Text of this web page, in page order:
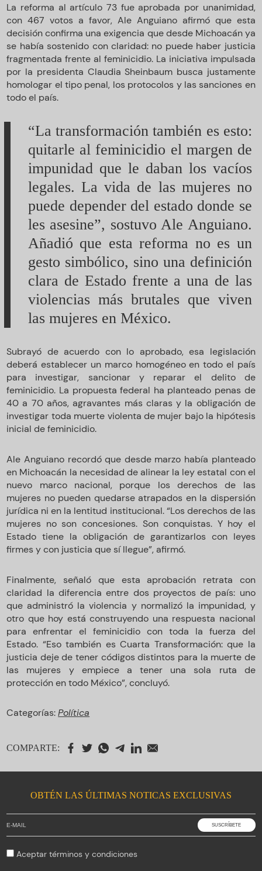
La reforma al artículo 73 fue aprobada por unanimidad,
con 467 votos a favor, Ale Anguiano afirmó que esta
decisión confirma una exigencia que desde Michoacán ya
se había sostenido con claridad: no puede haber justicia
fragmentada frente al feminicidio. La iniciativa impulsada
por la presidenta Claudia Sheinbaum busca justamente
homologar el tipo penal, los protocolos y las sanciones en
todo el país.
“La transformación también es esto:
quitarle al feminicidio el margen de
impunidad que le daban los vacíos
legales. La vida de las mujeres no
puede depender del estado donde se
les asesine”, sostuvo Ale Anguiano.
Añadió que esta reforma no es un
gesto simbólico, sino una definición
clara de Estado frente a una de las
violencias más brutales que viven
las mujeres en México.
Subrayó de acuerdo con lo aprobado, esa legislación
deberá establecer un marco homogéneo en todo el país
para investigar, sancionar y reparar el delito de
feminicidio. La propuesta federal ha planteado penas de
40 a 70 años, agravantes más claras y la obligación de
investigar toda muerte violenta de mujer bajo la hipótesis
inicial de feminicidio.
Ale Anguiano recordó que desde marzo había planteado
en Michoacán la necesidad de alinear la ley estatal con el
nuevo marco nacional, porque los derechos de las
mujeres no pueden quedarse atrapados en la dispersión
jurídica ni en la lentitud institucional. “Los derechos de las
mujeres no son concesiones. Son conquistas. Y hoy el
Estado tiene la obligación de garantizarlos con leyes
firmes y con justicia que sí llegue”, afirmó.
Finalmente, señaló que esta aprobación retrata con
claridad la diferencia entre dos proyectos de país: uno
que administró la violencia y normalizó la impunidad, y
otro que hoy está construyendo una respuesta nacional
para enfrentar el feminicidio con toda la fuerza del
Estado. “Eso también es Cuarta Transformación: que la
justicia deje de tener códigos distintos para la muerte de
las mujeres y empiece a tener una sola ruta de
protección en todo México”, concluyó.
Categorías:Política
COMPARTE:
OBTÉN LAS ÚLTIMAS NOTICAS EXCLUSIVAS
Aceptartérminos y condiciones